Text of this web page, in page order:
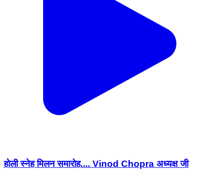
होली स्नेह मिलन समारोह.... Vinod Chopra अध्यक्ष जी